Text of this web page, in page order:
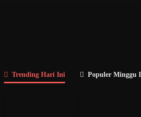
Trending Hari Ini Populer Minggu